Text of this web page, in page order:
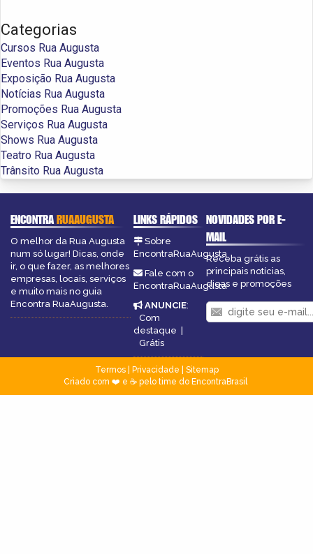
Categorias
Cursos Rua Augusta
Eventos Rua Augusta
Exposição Rua Augusta
Notícias Rua Augusta
Promoções Rua Augusta
Serviços Rua Augusta
Shows Rua Augusta
Teatro Rua Augusta
Trânsito Rua Augusta
ENCONTRARUAAUGUSTA
O melhor da Rua Augusta
num só lugar! Dicas, onde
ir, o que fazer, as melhores
empresas, locais, serviços
e muito mais no guia
Encontra RuaAugusta.
LINKS RÁPIDOS
Sobre
EncontraRuaAugusta
Fale com o
EncontraRuaAugusta
ANUNCIE:
Com
destaque |
Grátis
NOVIDADES POR E-
MAIL
Receba grátis as
principais notícias,
dicas e promoções
Termos| Privacidade
Sitemap
Criado com ❤️ e ☕ pelo time do EncontraBrasil